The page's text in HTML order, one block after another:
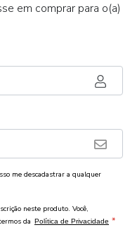
em comprar para o(a)
me descadastrar a qualquer
neste produto. Você,
da Política de Privacidade *